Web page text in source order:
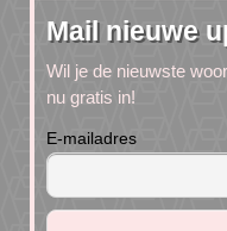
Mail nieuwe
Wil je de nieuwste
nu gratis in!
E-mailadres